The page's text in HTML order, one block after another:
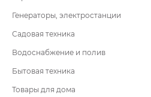
Генераторы, электростанции
Садовая техника
Водоснабжение и полив
Бытовая техника
Товары для дома